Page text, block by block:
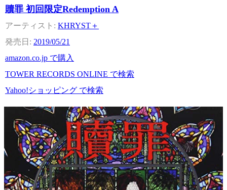
贖罪 初回限定Redemption A
KHRYST＋
2019/05/21
amazon.co.jp で購入
TOWER RECORDS ONLINE で検索
Yahoo!ショッピング で検索